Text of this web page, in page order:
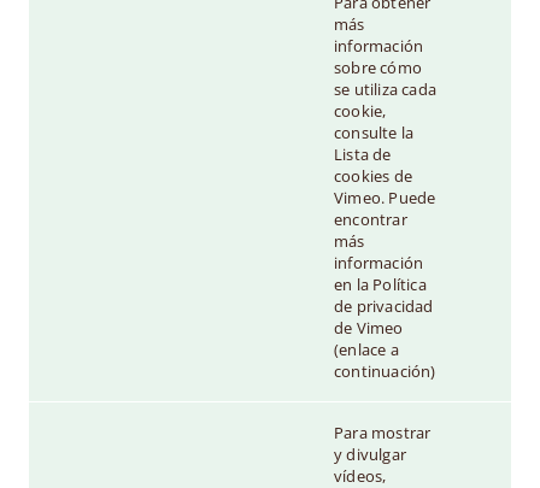
más
información
sobre cómo
se utiliza cada
cookie,
consulte la
Lista de
cookies de
Vimeo. Puede
encontrar
más
información
en la Política
de privacidad
de Vimeo
(enlace a
continuación)
Para mostrar
y divulgar
vídeos,